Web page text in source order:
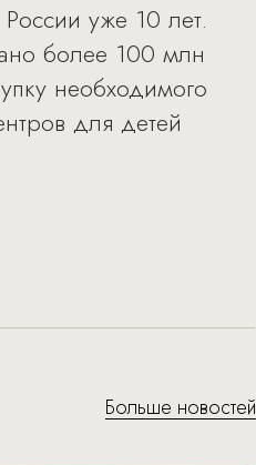
уже 10 лет.
более 100 млн
необходимого
для детей
Больше новостей